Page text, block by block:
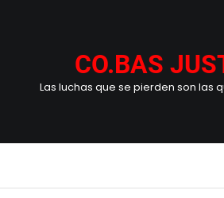
CO.BAS
Las luchas que se pierden son las